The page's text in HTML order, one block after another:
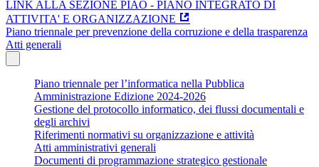
LINK ALLA SEZIONE PIAO - PIANO INTEGRATO DI
ATTIVITA' E ORGANIZZAZIONE
Piano triennale per prevenzione della corruzione e della trasparenza
Atti generali
Piano triennale per l’informatica nella Pubblica
Amministrazione Edizione 2024-2026
Gestione del protocollo informatico, dei flussi documentali e
degli archivi
Riferimenti normativi su organizzazione e attività
Atti amministrativi generali
Documenti di programmazione strategico gestionale